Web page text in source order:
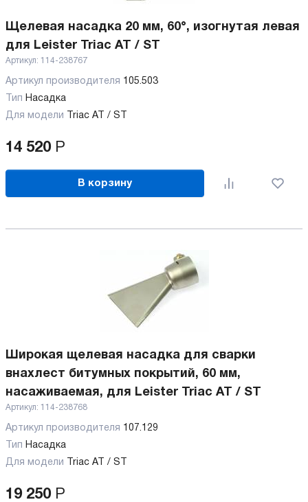
Щелевая насадка 20 мм, 60°, изогнутая левая
для Leister Triac AT / ST
Артикул: 114-238767
Артикул производителя 105.503
Тип Насадка
Для модели
Triac AT / ST
14 520 Р
В корзину
Широкая щелевая насадка для сварки
внахлест битумных покрытий, 60 мм,
насаживаемая, для Leister Triac AT / ST
Артикул: 114-238768
Артикул производителя 107.129
Тип Насадка
Для модели
Triac AT / ST
19 250 Р